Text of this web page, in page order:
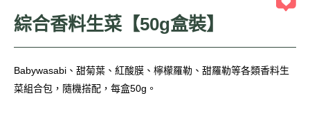
綜合香料生菜【50g盒裝】
Babywasabi、甜菊葉、紅酸膜、檸檬羅勒、甜羅勒等各類香料生
菜組合包，隨機搭配，每盒50g。